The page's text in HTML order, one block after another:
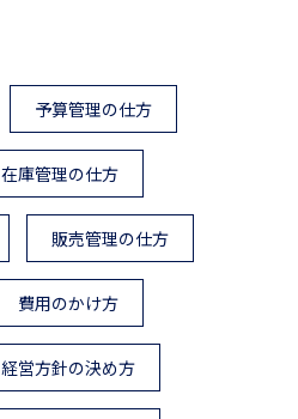
予算管理の仕方
在庫管理の仕方
販売管理の仕方
費用のかけ方
経営方針の決め方